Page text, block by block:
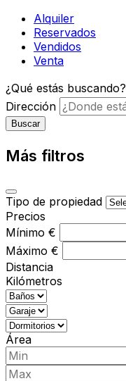
Alquiler
Reservados
Vendidos
Venta
¿Qué estás buscando?
Dirección
Buscar
Más filtros
Tipo de propiedad
Precios
Mínimo €
Máximo €
Distancia
Kilómetros
Área